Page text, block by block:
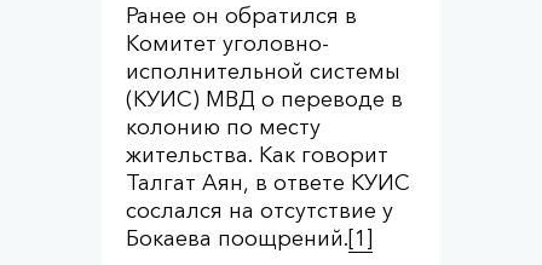
Ранее он обратился в
Комитет уголовно-
исполнительной системы
(КУИС) МВД о переводе в
колонию по месту
жительства. Как говорит
Талгат Аян, в ответе КУИС
сослался на отсутствие у
Бокаева поощрений.[1]